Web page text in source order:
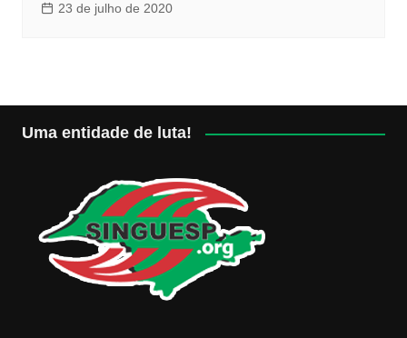
23 de julho de 2020
Uma entidade de luta!